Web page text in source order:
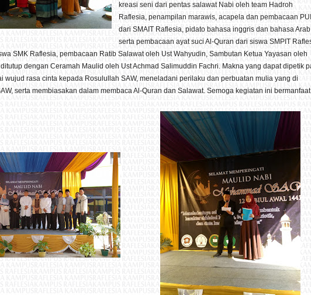
kreasi seni dari pentas salawat Nabi oleh team Hadroh
Raflesia, penampilan marawis, acapela dan pembacaan
dari SMAIT Raflesia, pidato bahasa inggris dan bahasa Arab
serta pembacaan ayat suci Al-Quran dari siswa SMPIT
SMK Raflesia, pembacaan Ratib Salawat oleh Ust Wahyudin, Sambutan Ketua Yayasan oleh
dengan Ceramah Maulid oleh Ust Achmad Salimuddin Fachri. Makna yang dapat dipetik
wujud rasa cinta kepada Rosulullah SAW, meneladani perilaku dan perbuatan mulia yang di
serta membiasakan dalam membaca Al-Quran dan Salawat. Semoga kegiatan ini bermanfaat